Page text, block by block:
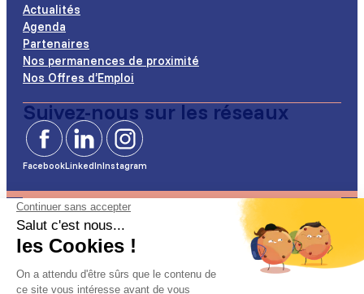
Actualités
Agenda
Partenaires
Nos permanences de proximité
Nos Offres d’Emploi
Suivez-nous sur les réseaux
FacebookLinkedInInstagram
Mentions légales
Gestion de cookies
Politique de confidentialité
Accessibilité (conformité partielle à 97%)